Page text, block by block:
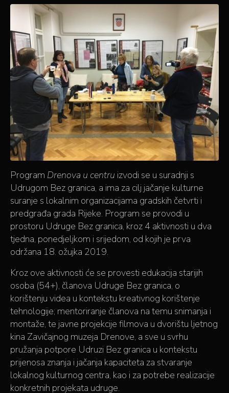
Program Drenova u centru izvodi se u suradnji s
Udrugom Bez granica, a ima za cilj jačanje kulturne
suranje s lokalnim organizacijama gradskih četvrti i
predgrađa grada Rijeke. Program se provodi u
prostoru Udruge Bez granica, kroz 4 aktivnosti u dva
tjedna, ponedjeljkom i srijedom, od kojih je prva
održana 18. ožujka 2019.
Kroz ove aktivnosti će se provesti edukacija starijih
osoba (54+), članova Udruge Bez granica, o
korištenju videa u kontekstu kreativnog korištenje
tehnologije; mentoriranje članova na temu snimanja i
montaže, te javne projekcije filmova u dvorištu ljetnog
kina Zavičajnog muzeja Drenove, a sve u svrhu
pružanja potpore Udruzi Bez granica u kontekstu
prijenosa znanja i jačanja kapaciteta za stvaranje
lokalnog kulturnog centra, kao i za potrebe realizacije
konkretnih projekata udruge.